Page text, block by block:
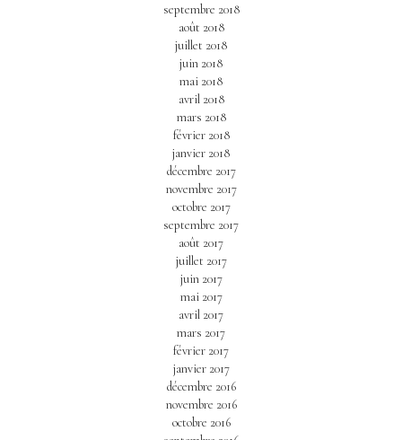
septembre 2018
août 2018
juillet 2018
juin 2018
mai 2018
avril 2018
mars 2018
février 2018
janvier 2018
décembre 2017
novembre 2017
octobre 2017
septembre 2017
août 2017
juillet 2017
juin 2017
mai 2017
avril 2017
mars 2017
février 2017
janvier 2017
décembre 2016
novembre 2016
octobre 2016